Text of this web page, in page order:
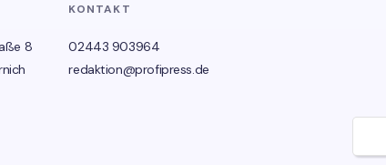
8
KONTAKT
02443 903964
redaktion@profipress.de